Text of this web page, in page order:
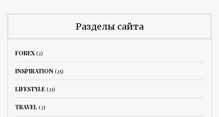
Разделы сайта
FOREX(2)
INSPIRATION(25)
LIFESTYLE(21)
TRAVEL(3)